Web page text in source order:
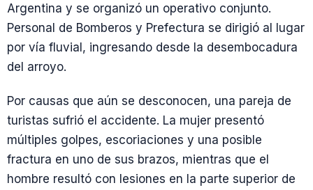
Argentina y se organizó un operativo conjunto.
Personal de Bomberos y Prefectura se dirigió al lugar
por vía fluvial, ingresando desde la desembocadura
del arroyo.
Por causas que aún se desconocen, una pareja de
turistas sufrió el accidente. La mujer presentó
múltiples golpes, escoriaciones y una posible
fractura en uno de sus brazos, mientras que el
hombre resultó con lesiones en la parte superior de